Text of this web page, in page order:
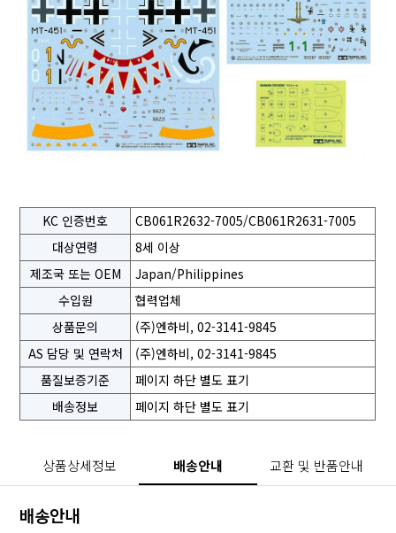
KC 인증번호
CB061R2632-7005/CB061R2631-7005
대상연령
8세 이상
제조국 또는 OEM
Japan/Philippines
수입원
협력업체
상품문의
(주)엔하비, 02-3141-9845
AS 담당 및 연락처
(주)엔하비, 02-3141-9845
품질보증기준
페이지 하단 별도 표기
배송정보
페이지 하단 별도 표기
상품상세정보 배송안내 교환 및 반품안내
배송안내